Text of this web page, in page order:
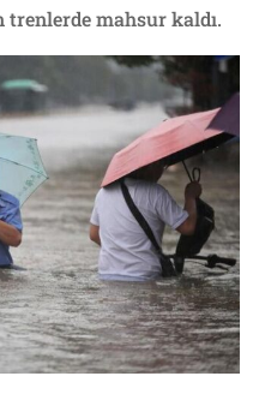
trenlerde mahsur kaldı.